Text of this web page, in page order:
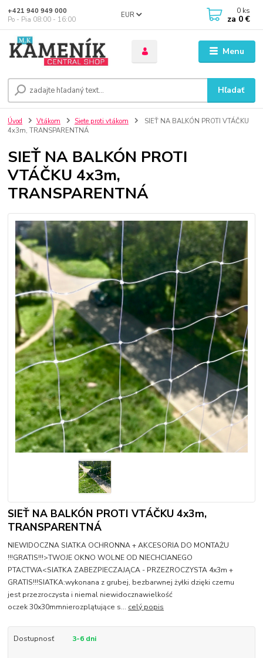
Menu
EUR
Hľadať
+421 940 949 000
Po - Pia 08:00 - 16:00
0 ks
za 0 €
Úvod Vtákom Siete proti vtákom
SIEŤ NA BALKÓN PROTI VTÁČKU
4x3m, TRANSPARENTNÁ
SIEŤ NA BALKÓN PROTI
VTÁČKU 4x3m,
TRANSPARENTNÁ
SIEŤ NA BALKÓN PROTI VTÁČKU 4x3m,
TRANSPARENTNÁ
NIEWIDOCZNA SIATKA OCHRONNA + AKCESORIA DO MONTAŻU
!!!GRATIS!!!>TWOJE OKNO WOLNE OD NIECHCIANEGO
PTACTWA<SIATKA ZABEZPIECZAJĄCA - PRZEZROCZYSTA 4x3m +
GRATIS!!!SIATKA:wykonana z grubej, bezbarwnej żyłki dzięki czemu
jest przezroczysta i niemal niewidocznawielkość
oczek 30x30mmnierozplątujące s... celý popis
Dostupnosť 3-6 dni